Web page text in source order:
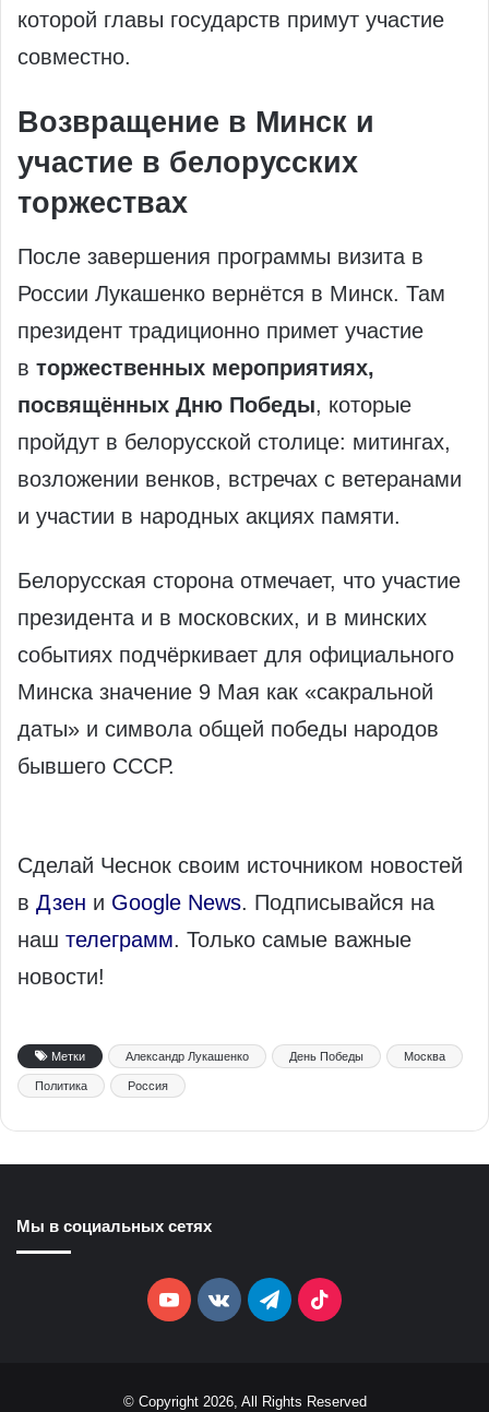
которой главы государств примут участие
совместно.
Возвращение в Минск и
участие в белорусских
торжествах
После завершения программы визита в
России Лукашенко вернётся в Минск. Там
президент традиционно примет участие
в торжественных мероприятиях,
посвящённых Дню Победы, которые
пройдут в белорусской столице: митингах,
возложении венков, встречах с ветеранами
и участии в народных акциях памяти.
Белорусская сторона отмечает, что участие
президента и в московских, и в минских
событиях подчёркивает для официального
Минска значение 9 Мая как «сакральной
даты» и символа общей победы народов
бывшего СССР.
Сделай Чеснок своим источником новостей
в Дзен и Google News. Подписывайся на
наш телеграмм. Только самые важные
новости!
Метки Александр Лукашенко День Победы Москва
Политика Россия
Мы в социальных сетях
YouTubevk.comTelegramTikTok
© Copyright 2026, All Rights Reserved